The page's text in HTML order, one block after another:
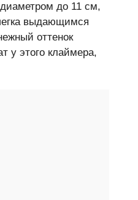
до 11 см,
выдающимся
оттенок
у этого клаймера,